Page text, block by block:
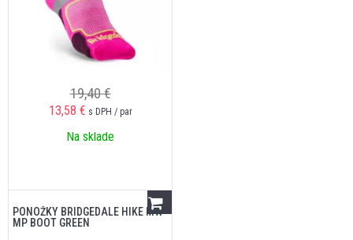
19,40 €
13,58 € s DPH / par
Na sklade
PONOŽKY BRIDGEDALE HIKE MW
MP BOOT GREEN